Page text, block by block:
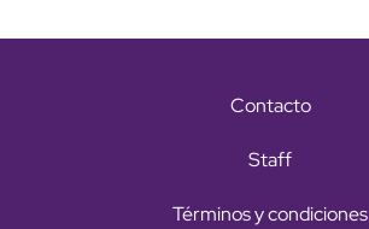
Contacto
Staff
Términos y condiciones